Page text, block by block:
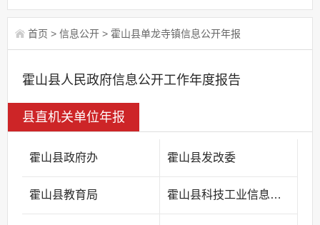
首页 > 信息公开 > 霍山县单龙寺镇信息公开年报
霍山县人民政府信息公开工作年度报告
县直机关单位年报
霍山县政府办 霍山县发改委
霍山县教育局 霍山县科技工业信息化局